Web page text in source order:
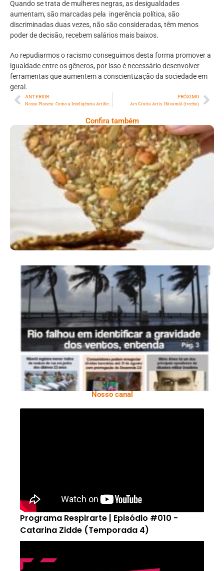
Quando se trata de mulheres negras, as desigualdades
aumentam, são marcadas pela ingerência política, são
discriminadas duas vezes, não são consideradas, têm menos
poder de decisão, recebem salários mais baixos.
Ao repudiarmos o racismo conseguimos desta forma promover a
igualdade entre os gêneros, por isso é necessário desenvolver
ferramentas que aumentem a conscientização da sociedade em
geral.
ANTERIOR PRÓXIMO
Ars Gratia Artis: Hávamál (trecho)
Confira também
Comer Bem: Cracker De Sementes
Ano X – Número 366 01 A 07 De Agosto De
2026
Nosso canal
Programa Respirarte | Episódio #010 -
Catarina Zidde (Temporada 4)